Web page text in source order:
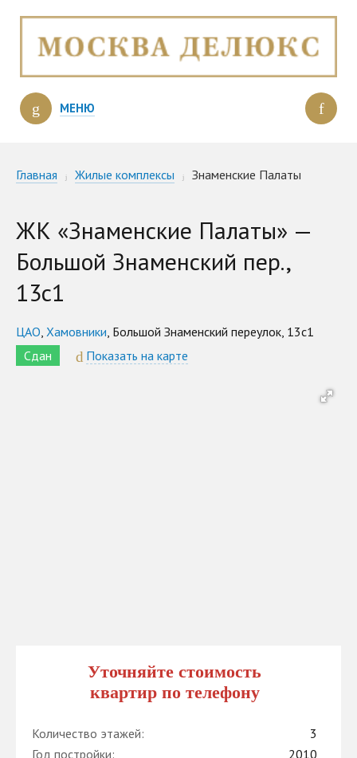
МЕНЮ
Главная Жилые комплексы Знаменские Палаты
ЖК «Знаменские Палаты» —
Большой Знаменский пер.,
13с1
ЦАО Хамовники , Большой Знаменский переулок, 13с1
Сдан
Показать на карте
Уточняйте стоимость
квартир по телефону
Количество этажей:
3
Год постройки:
2010